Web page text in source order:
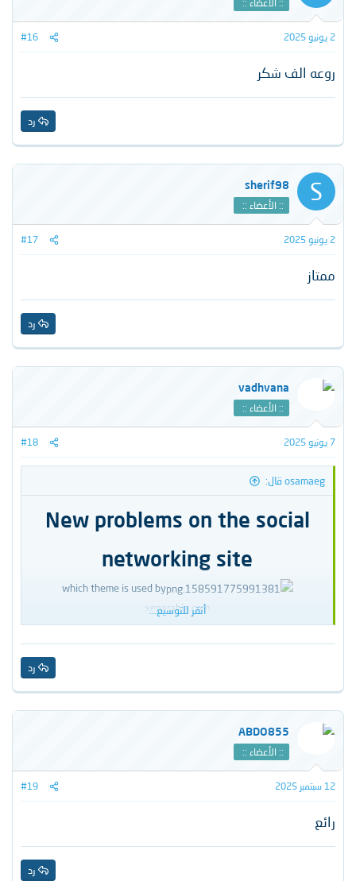
:: الأعضاء ::
2 يونيو 2025 #16
روعه الف شكر
رد
S
sherif98
:: الأعضاء ::
2 يونيو 2025 #17
ممتاز
رد
vadhvana
:: الأعضاء ::
7 يونيو 2025 #18
osamaeg قال:
New problems on the social
networking site
which theme is used by
xenarabia.com
أنقر للتوسيع...
رد
ABDO855
:: الأعضاء ::
12 سبتمبر 2025 #19
رائع
رد